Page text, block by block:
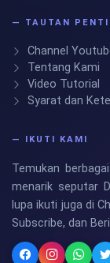
— TAUTAN
Channel
Tentang Kami
Video Tutorial
Syarat dan
— IKUTI KAMI
Temukan
menarik seputar
lupa ikuti juga di
Subscribe, dan